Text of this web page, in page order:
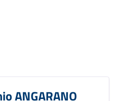
ANGARANO